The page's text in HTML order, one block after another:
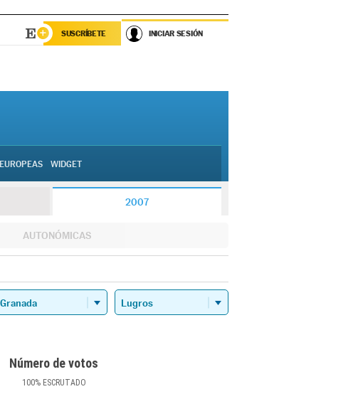
SUSCRÍBETE INICIAR SESIÓN
EUROPEAS WIDGET
2007
AUTONÓMICAS
Número de votos
100%ESCRUTADO